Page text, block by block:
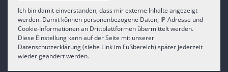
Ich bin damit einverstanden, dass mir externe Inhalte angezeigt
werden. Damit können personenbezogene Daten, IP-Adresse und
Cookie-Informationen an Drittplattformen übermittelt werden.
Diese Einstellung kann auf der Seite mit unserer
Datenschutzerklärung (siehe Link im Fußbereich) später jederzeit
wieder geändert werden.